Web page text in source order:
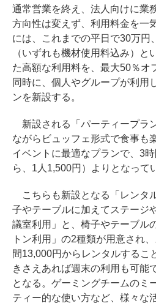
通常営業を終え、法人向けに業
方向性は変えず、利用料金を一
には、これまでの平日で30万円
（いずれも機材使用料込み）と
た高額な利用料を、最大50％オ
同時に、個人やグループが利用
ンを新設する。
新設される「パーティープラ
ながらビュッフェ形式で食事も
イベントに最適なプランで、3
ら、1人1,500円）よりとなって
こちらも新設となる「レンタ
子やテーブルに加えてステージ
議室利用」と、椅子やテーブル
トン利用」の2種類が用意され
間13,000円からレンタルするこ
きさえあれば週末の利用も可能
となる。ゲーミングチームのミ
ティー的な使い方など、様々な